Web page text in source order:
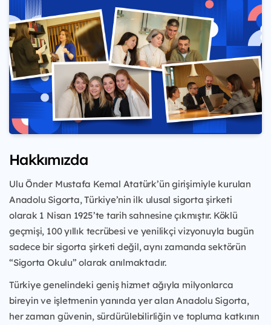
Hakkımızda
Ulu Önder Mustafa Kemal Atatürk’ün girişimiyle kurulan
Anadolu Sigorta, Türkiye’nin ilk ulusal sigorta şirketi
olarak 1 Nisan 1925’te tarih sahnesine çıkmıştır. Köklü
geçmişi, 100 yıllık tecrübesi ve yenilikçi vizyonuyla bugün
sadece bir sigorta şirketi değil, aynı zamanda sektörün
“Sigorta Okulu” olarak anılmaktadır.
Türkiye genelindeki geniş hizmet ağıyla milyonlarca
bireyin ve işletmenin yanında yer alan Anadolu Sigorta,
her zaman güvenin, sürdürülebilirliğin ve topluma katkının